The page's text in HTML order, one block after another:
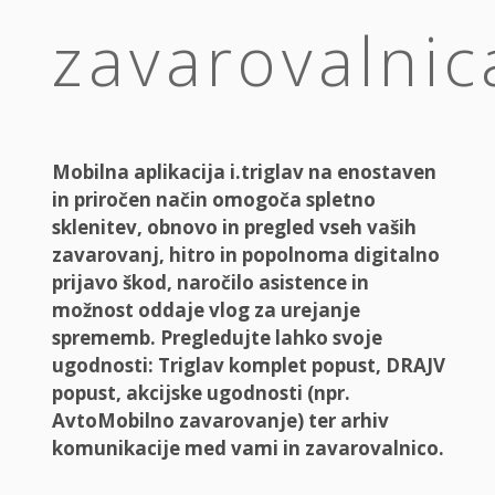
Mobilna aplikacija i.triglav na enostaven
in priročen način omogoča spletno
sklenitev, obnovo in pregled vseh vaših
zavarovanj, hitro in popolnoma digitalno
prijavo škod, naročilo asistence in
možnost oddaje vlog za urejanje
sprememb. Pregledujte lahko svoje
ugodnosti: Triglav komplet popust, DRAJV
popust, akcijske ugodnosti (npr.
AvtoMobilno zavarovanje) ter arhiv
komunikacije med vami in zavarovalnico.